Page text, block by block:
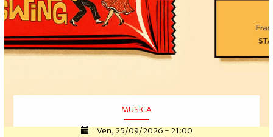
MUSICA
Ven, 25/09/2026 - 21:00